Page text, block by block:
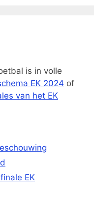
is in volle
EK 2024 of
van het EK
EK